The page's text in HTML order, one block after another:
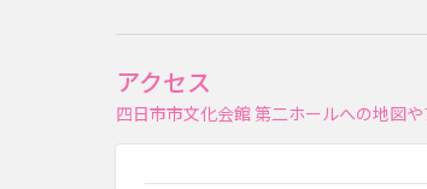
アクセス
四日市市文化会館 第二ホールへの地図